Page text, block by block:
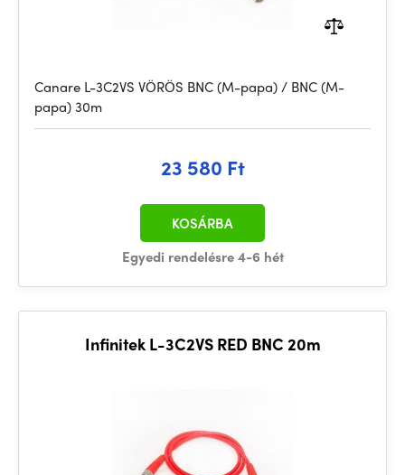
Canare L-3C2VS VÖRÖS BNC (M-papa) / BNC (M-
papa) 30m
23 580 Ft
Egyedi rendelésre 4-6 hét
KOSÁRBA
Infinitek L-3C2VS RED BNC 20m